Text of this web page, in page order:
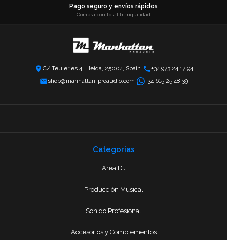
Pago seguro y envíos rápidos
Compra con total tranquilidad
C/ Teuleries 4, Lleida, 25004, Spain
+34 973 24 17 94
shop@manhattan-proaudio.com
+34 615 25 48 39
Categorias
Area DJ
Producción Musical
Sonido Profesional
Accesorios y Complementos